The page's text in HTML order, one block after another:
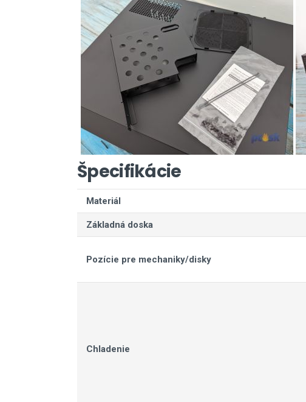
Špecifikácie
Materiál
Základná doska
Pozície pre mechaniky/disky
Chladenie